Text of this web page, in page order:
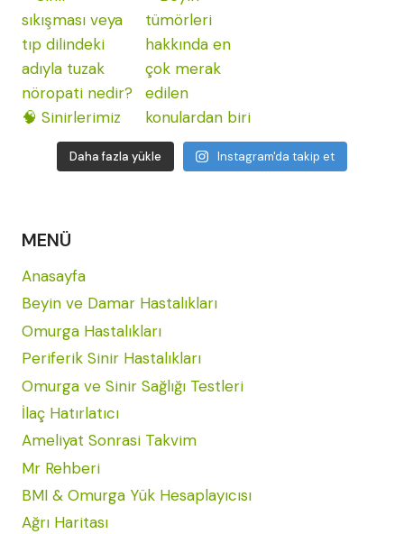
Daha fazla yükle Instagram'da takip et
MENÜ
Anasayfa
Beyin ve Damar Hastalıkları
Omurga Hastalıkları
Periferik Sinir Hastalıkları
Omurga ve Sinir Sağlığı Testleri
İlaç Hatırlatıcı
Ameliyat Sonrasi Takvim
Mr Rehberi
BMI & Omurga Yük Hesaplayıcısı
Ağrı Haritası